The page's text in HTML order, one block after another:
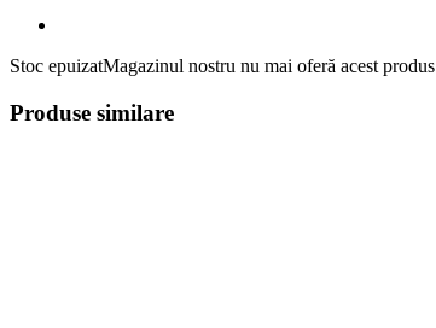
Stoc epuizatMagazinul nostru nu mai oferă acest produs
Produse similare